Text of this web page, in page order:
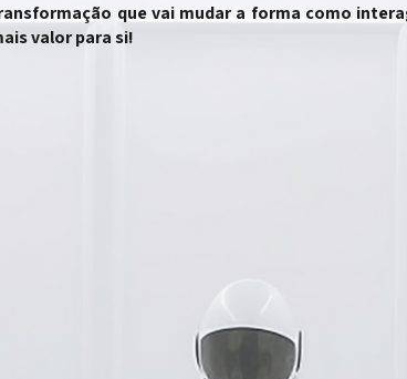
que vai mudar a forma como
valor para si!